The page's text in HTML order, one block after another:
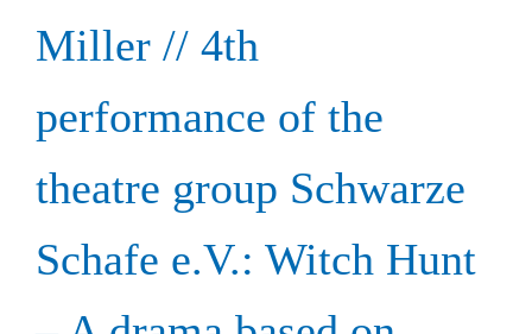
Miller // 4th
performance of the
theatre group Schwarze
Schafe e.V.: Witch Hunt